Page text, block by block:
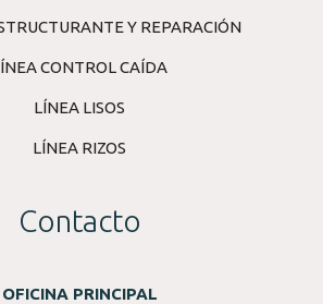
Y REPARACIÓN
CONTROL CAÍDA
LÍNEA LISOS
LÍNEA RIZOS
Contacto
OFICINA PRINCIPAL